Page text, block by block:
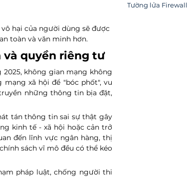
hại của người dùng sẽ được
toàn và văn minh hơn.
quyền riêng tư
2025, không gian mạng không
xã hội để "bóc phốt", vu
những thông tin bịa đặt,
tán thông tin sai sự thật gây
kinh tế - xã hội hoặc cản trở
đến lĩnh vực ngân hàng, thị
sách vĩ mô đều có thể kéo
pháp luật, chống người thi
Tường lửa Firewall